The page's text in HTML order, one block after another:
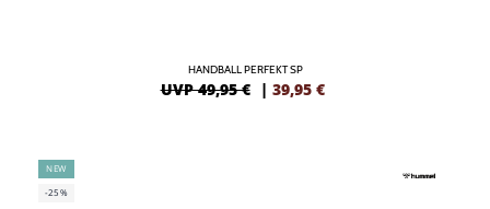
HANDBALL PERFEKT SP
UVP 49,95 € | 39,95 €
NEW
-25%